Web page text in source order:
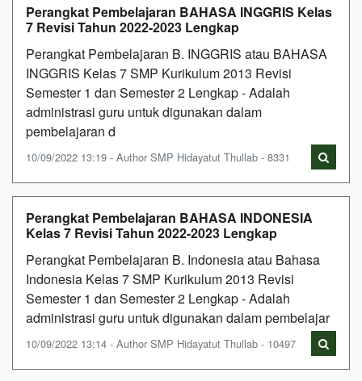
Perangkat Pembelajaran BAHASA INGGRIS Kelas
7 Revisi Tahun 2022-2023 Lengkap
Perangkat Pembelajaran B. INGGRIS atau BAHASA
INGGRIS Kelas 7 SMP Kurikulum 2013 Revisi
Semester 1 dan Semester 2 Lengkap - Adalah
administrasi guru untuk digunakan dalam
pembelajaran d
10/09/2022 13:19 - Author SMP Hidayatut Thullab - 8331
Perangkat Pembelajaran BAHASA INDONESIA
Kelas 7 Revisi Tahun 2022-2023 Lengkap
Perangkat Pembelajaran B. Indonesia atau Bahasa
Indonesia Kelas 7 SMP Kurikulum 2013 Revisi
Semester 1 dan Semester 2 Lengkap - Adalah
administrasi guru untuk digunakan dalam pembelajar
10/09/2022 13:14 - Author SMP Hidayatut Thullab - 10497